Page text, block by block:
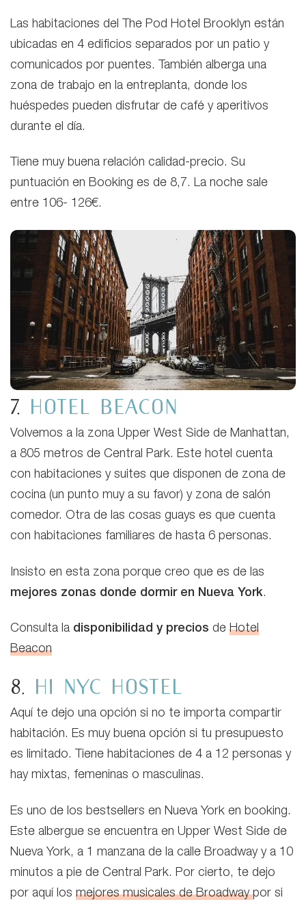
Las habitaciones del The Pod Hotel Brooklyn están
ubicadas en 4 edificios separados por un patio y
comunicados por puentes. También alberga una
zona de trabajo en la entreplanta, donde los
huéspedes pueden disfrutar de café y aperitivos
durante el día.
Tiene muy buena relación calidad-precio. Su
puntuación en Booking es de 8,7. La noche sale
entre 106- 126€.
7. Hotel Beacon
Volvemos a la zona Upper West Side de Manhattan,
a 805 metros de Central Park. Este hotel cuenta
con habitaciones y suites que disponen de zona de
cocina (un punto muy a su favor) y zona de salón
comedor. Otra de las cosas guays es que cuenta
con habitaciones familiares de hasta 6 personas.
Insisto en esta zona porque creo que es de las
mejores zonas donde dormir en Nueva York.
Consulta la disponibilidad y precios de Hotel
Beacon
8. HI NYC Hostel
Aquí te dejo una opción si no te importa compartir
habitación. Es muy buena opción si tu presupuesto
es limitado. Tiene habitaciones de 4 a 12 personas y
hay mixtas, femeninas o masculinas.
Es uno de los bestsellers en Nueva York en booking.
Este albergue se encuentra en Upper West Side de
Nueva York, a 1 manzana de la calle Broadway y a 10
minutos a pie de Central Park. Por cierto, te dejo
por aquí los mejores musicales de Broadwaypor si